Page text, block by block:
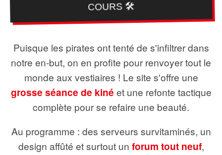
COURS 🛠️
Puisque les pirates ont tenté de s'infiltrer dans
notre en-but, on en profite pour renvoyer tout le
monde aux vestiaires ! Le site s'offre une
grosse séance de kiné et une refonte tactique
complète pour se refaire une beauté.
Au programme : des serveurs survitaminés, un
design affûté et surtout un forum tout neuf,